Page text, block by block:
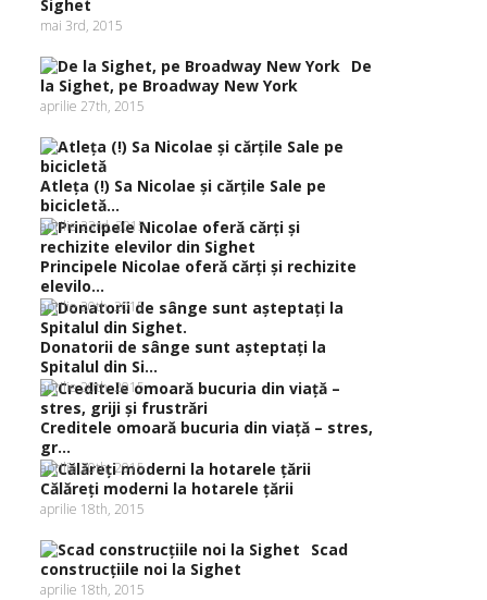
Sighet
mai 3rd, 2015
De
la Sighet, pe Broadway New York
aprilie 27th, 2015
Atleţa (!) Sa Nicolae şi cărţile Sale pe
bicicletă...
aprilie 23rd, 2015
Principele Nicolae oferă cărţi şi rechizite
elevilo...
aprilie 20th, 2015
Donatorii de sânge sunt aşteptaţi la
Spitalul din Si...
aprilie 20th, 2015
Creditele omoară bucuria din viaţă – stres,
gr...
aprilie 20th, 2015
Călăreţi moderni la hotarele ţării
aprilie 18th, 2015
Scad
construcţiile noi la Sighet
aprilie 18th, 2015